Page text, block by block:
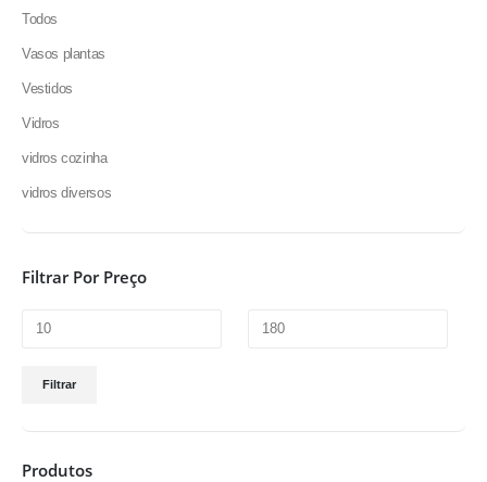
Todos
Vasos plantas
Vestidos
Vidros
vidros cozinha
vidros diversos
Filtrar Por Preço
Filtrar
Produtos